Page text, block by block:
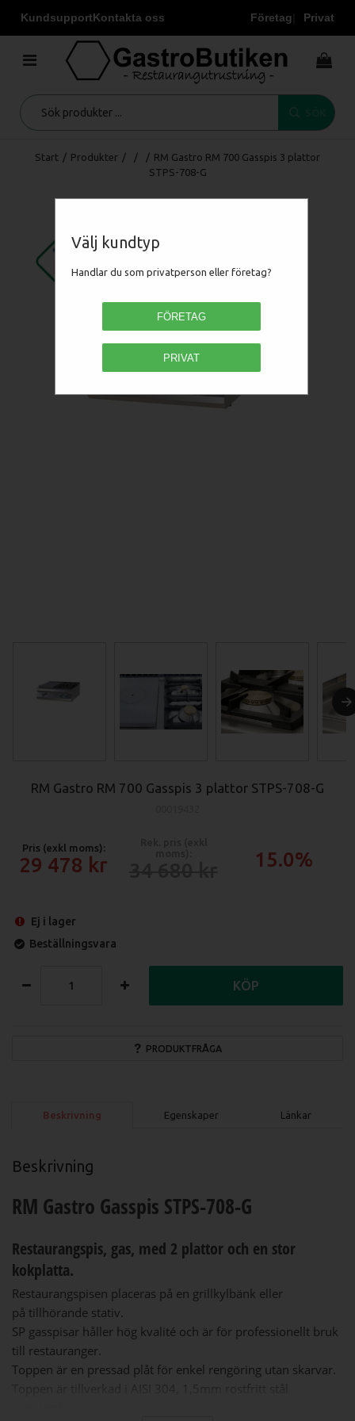
KundsupportKontakta oss Företag Privat
Välj kundtyp
Handlar du som privatperson eller företag?
FÖRETAG
PRIVAT
Start / Produkter / / / RM Gastro RM 700 Gasspis 3 plattor
STPS-708-G
RM Gastro RM 700 Gasspis 3 plattor STPS-708-G
Pris (exkl moms):
29 478 15.0%
Ej i lager
Beställningsvara
PRODUKTFRÅGA
KÖP
Beskrivning Egenskaper Länkar
Beskrivning
RM Gastro Gasspis STPS-708-G
Restaurangspis, gas, med 2 plattor och en stor
kokplatta.
Restaurangspisen placeras på en grillkylbänk eller
på tillhörande stativ.
SP gasspisar håller hög kvalité och är för professionellt bruk
till restauranger.
Toppen är en pressad plåt för enkel rengöring utan skarvar.